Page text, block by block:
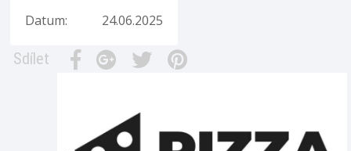
Datum: 24.06.2025
Sdílet